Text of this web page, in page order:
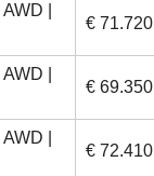
|
€ 71.720
|
€ 69.350
|
€ 72.410